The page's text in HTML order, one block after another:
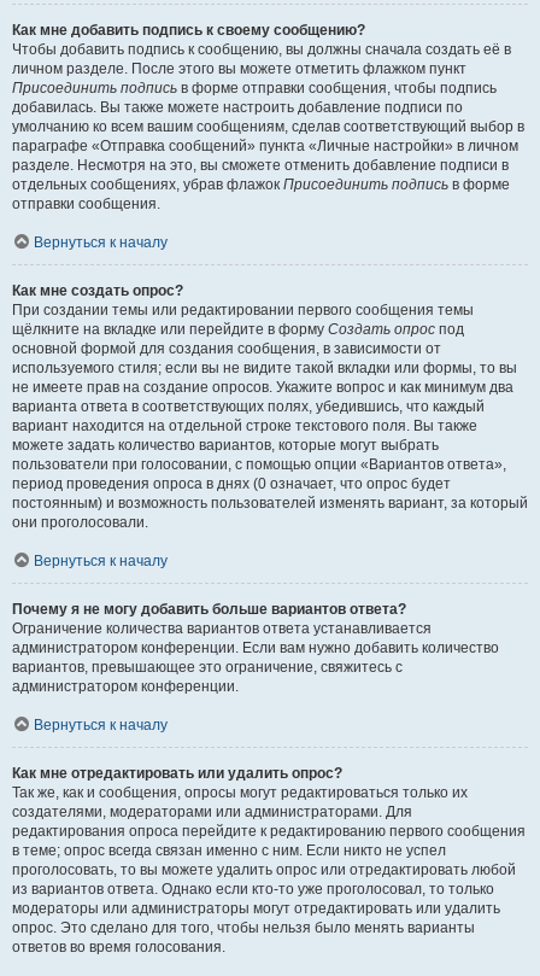
Как мне добавить подпись к своему сообщению?
Чтобы добавить подпись к сообщению, вы должны сначала создать её в
личном разделе. После этого вы можете отметить флажком пункт
Присоединить подпись в форме отправки сообщения, чтобы подпись
добавилась. Вы также можете настроить добавление подписи по
умолчанию ко всем вашим сообщениям, сделав соответствующий выбор в
параграфе «Отправка сообщений» пункта «Личные настройки» в личном
разделе. Несмотря на это, вы сможете отменить добавление подписи в
отдельных сообщениях, убрав флажок Присоединить подпись в форме
отправки сообщения.
Вернуться к началу
Как мне создать опрос?
При создании темы или редактировании первого сообщения темы
щёлкните на вкладке или перейдите в форму Создать опрос под
основной формой для создания сообщения, в зависимости от
используемого стиля; если вы не видите такой вкладки или формы, то вы
не имеете прав на создание опросов. Укажите вопрос и как минимум два
варианта ответа в соответствующих полях, убедившись, что каждый
вариант находится на отдельной строке текстового поля. Вы также
можете задать количество вариантов, которые могут выбрать
пользователи при голосовании, с помощью опции «Вариантов ответа»,
период проведения опроса в днях (0 означает, что опрос будет
постоянным) и возможность пользователей изменять вариант, за который
они проголосовали.
Вернуться к началу
Почему я не могу добавить больше вариантов ответа?
Ограничение количества вариантов ответа устанавливается
администратором конференции. Если вам нужно добавить количество
вариантов, превышающее это ограничение, свяжитесь с
администратором конференции.
Вернуться к началу
Как мне отредактировать или удалить опрос?
Так же, как и сообщения, опросы могут редактироваться только их
создателями, модераторами или администраторами. Для
редактирования опроса перейдите к редактированию первого сообщения
в теме; опрос всегда связан именно с ним. Если никто не успел
проголосовать, то вы можете удалить опрос или отредактировать любой
из вариантов ответа. Однако если кто-то уже проголосовал, то только
модераторы или администраторы могут отредактировать или удалить
опрос. Это сделано для того, чтобы нельзя было менять варианты
ответов во время голосования.